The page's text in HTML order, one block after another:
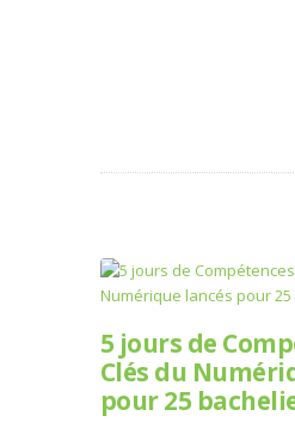
5 jours de
Clés du
pour 25